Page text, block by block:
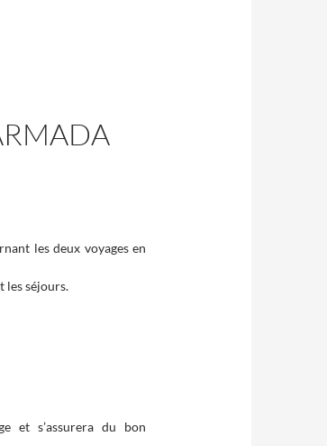
les deux voyages en
les séjours.
et s’assurera du bon